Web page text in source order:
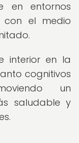
en entornos
el medio
interior en la
cognitivos
un
saludable y